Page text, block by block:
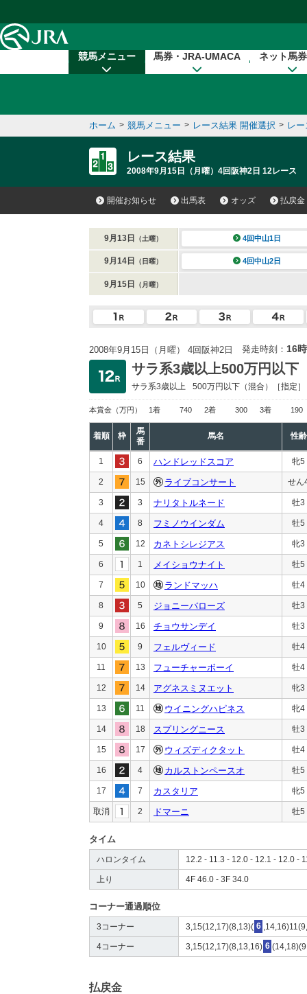
競馬メニュー 馬券・JRA-UMACA ネット馬
ホーム > 競馬メニュー > レース結果 開催選択 > レ
レース結果
2008年9月15日（月曜）4回阪神2日 12レース
開催お知らせ 出馬表 オッズ 払戻金
9月13日 （土曜） 4回中山1日
9月14日 （日曜） 4回中山2日
9月15日 （月曜）
2008年9月15日（月曜） 4回阪神2日 発走時刻： 16
サラ系3歳以上500万円以下
サラ系3歳以上 500万円以下 （混合）［指定］
本賞金 （万円） 1着 740 2着 300 3着 190
着順 枠
馬
番
馬名 性齢
1 6 ハンドレッドスコア 牝5
2 15 ライブコンサート せん
3 3 ナリタトルネード 牡3
4 8 フミノウインダム 牡5
5 12 カネトシレジアス 牝3
6 1 メイショウナイト 牡5
7 10 ランドマッハ 牡4
8 5 ジョニーバローズ 牡3
9 16 チョウサンデイ 牡3
10 9 フェルヴィード 牡4
11 13 フューチャーボーイ 牡4
12 14 アグネスミヌエット 牝3
13 11 ウイニングハピネス 牝4
14 18 スプリングニース 牡3
15 17 ウィズディクタット 牡4
16 4 カルストンペースオ 牡5
17 7 カスタリア 牝5
取消 2 ドマーニ 牡5
タイム
ハロンタイム 12.2 - 11.3 - 12.0 - 12.1 - 12.0 -
上り 4F 46.0 - 3F 34.0
コーナー通過順位
3コーナー 3,15(12,17)(8,13)( 6
4コーナー 3,15(12,17)(8,13,16) 6
払戻金